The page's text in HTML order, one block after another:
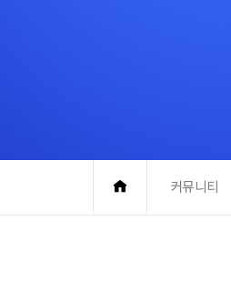
커뮤니티